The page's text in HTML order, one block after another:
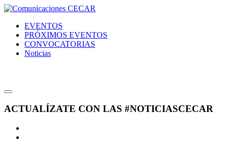
EVENTOS
PRÓXIMOS EVENTOS
CONVOCATORIAS
Noticias
ACTUALÍZATE CON LAS #NOTICIASCECAR